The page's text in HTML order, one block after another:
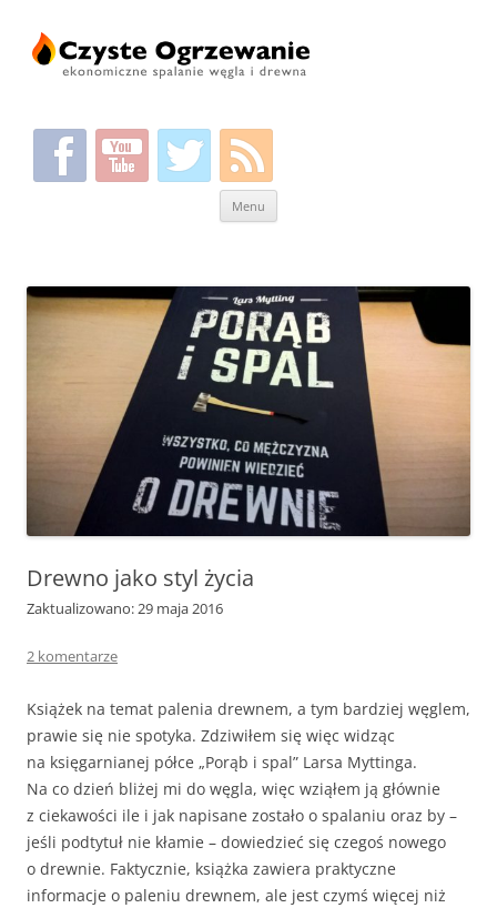
Menu
Drewno jako styl życia
Zaktualizowano: 29 maja 2016
2 komentarze
Książek na temat palenia drewnem, a tym bardziej węglem,
prawie się nie spotyka. Zdziwiłem się więc widząc
na księgarnianej półce „Porąb i spal” Larsa Myttinga.
Na co dzień bliżej mi do węgla, więc wziąłem ją głównie
z ciekawości ile i jak napisane zostało o spalaniu oraz by –
jeśli podtytuł nie kłamie – dowiedzieć się czegoś nowego
o drewnie. Faktycznie, książka zawiera praktyczne
informacje o paleniu drewnem, ale jest czymś więcej niż